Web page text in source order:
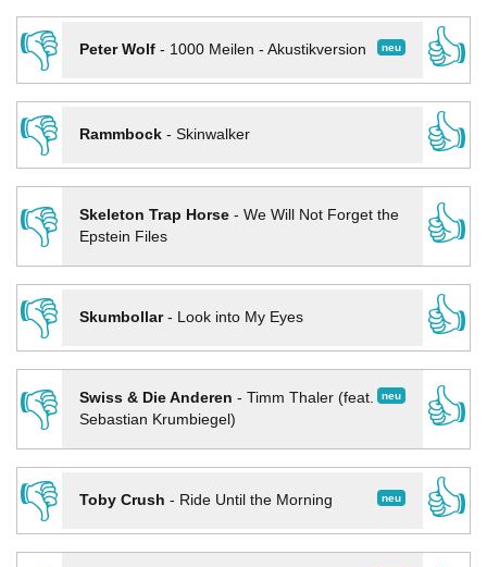
👎
neu
Peter Wolf- 1000 Meilen - Akustikversion
👍
👎
Rammbock- Skinwalker
👍
👎
Skeleton Trap Horse- We Will Not Forget the
Epstein Files
👍
👎
Skumbollar- Look into My Eyes
👍
👎
neu
Swiss & Die Anderen - Timm Thaler (feat.
Sebastian Krumbiegel)
👍
👎
neu
Toby Crush - Ride Until the Morning
👍